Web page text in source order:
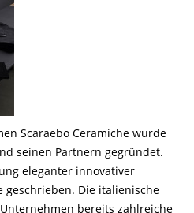
Scaraebo Ceramiche wurde
seinen Partnern gegründet.
eleganter innovativer
geschrieben. Die italienische
bereits zahlreiche